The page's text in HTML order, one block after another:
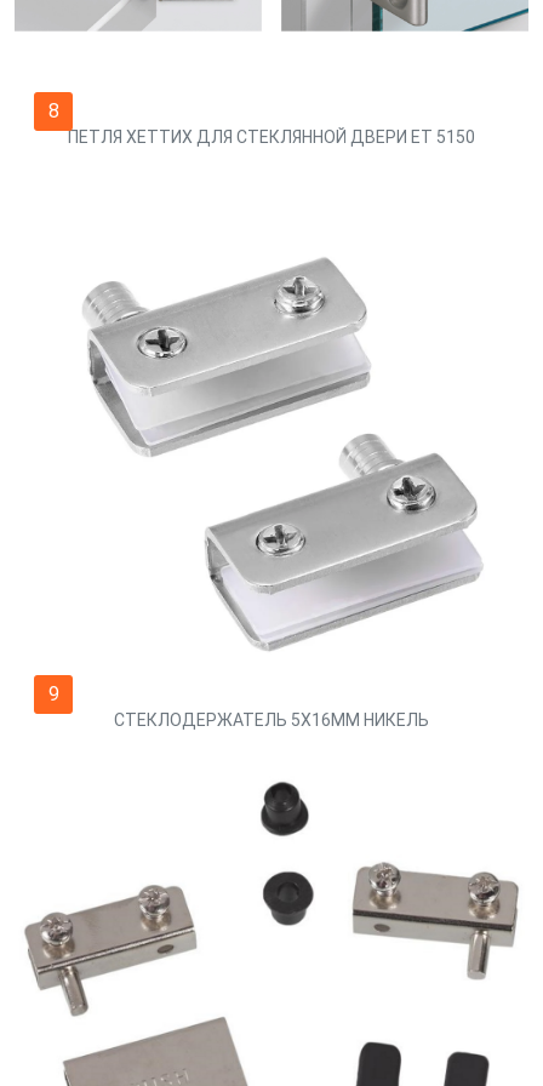
8
ПЕТЛЯ ХЕТТИХ ДЛЯ СТЕКЛЯННОЙ ДВЕРИ ET 5150
9
СТЕКЛОДЕРЖАТЕЛЬ 5Х16ММ НИКЕЛЬ